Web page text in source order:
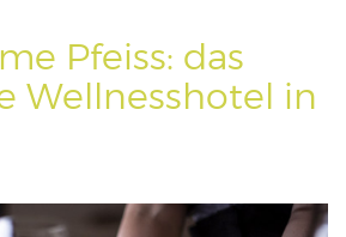
Pfeiss: das
Wellnesshotel in